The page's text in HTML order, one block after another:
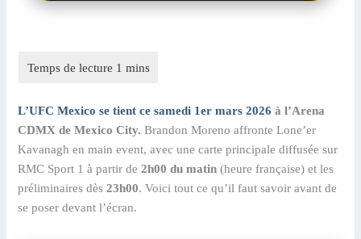
L’UFC Mexico se tient ce samedi 1er mars 2026 à l’Arena
CDMX de Mexico City. Brandon Moreno affronte Lone’er
Kavanagh en main event, avec une carte principale diffusée sur
RMC Sport 1 à partir de2h00 du matin (heure française) et les
préliminaires dès23h00. Voici tout ce qu’il faut savoir avant de
se poser devant l’écran.